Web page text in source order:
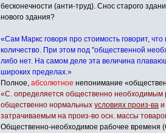
бесконечности (анти-труд). Снос старого
нового здания?
«Сам Маркс говоря про стоимость говорит,
количество. При этом под "общественной
либо нет. На самом деле эта величина
широких пределах.»
Полное, абсолютное непонимание
«С. определяется общественно необходимым
общественно нормальных условиях произ-ва и
затрачиваемым на произ-во осн. массы
Общественно-необходимое рабочее временя